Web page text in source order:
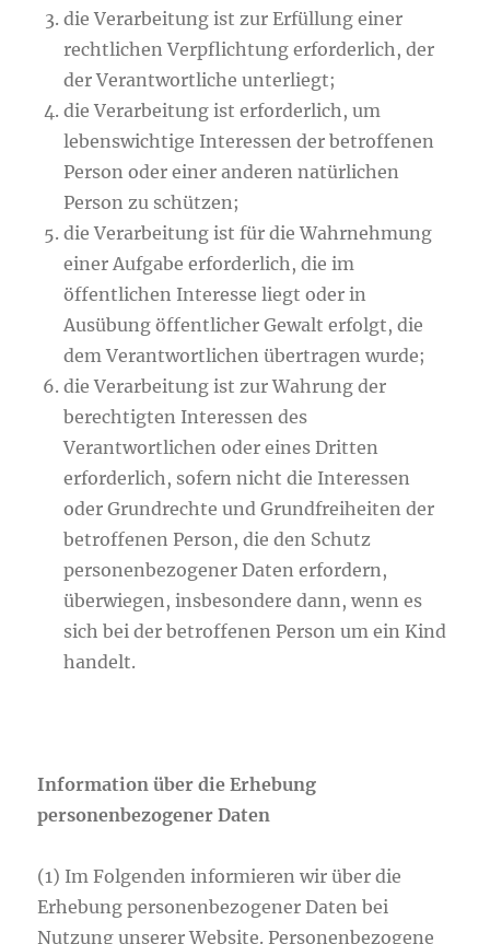
die Verarbeitung ist zur Erfüllung einer
rechtlichen Verpflichtung erforderlich, der
der Verantwortliche unterliegt;
die Verarbeitung ist erforderlich, um
lebenswichtige Interessen der betroffenen
Person oder einer anderen natürlichen
Person zu schützen;
die Verarbeitung ist für die Wahrnehmung
einer Aufgabe erforderlich, die im
öffentlichen Interesse liegt oder in
Ausübung öffentlicher Gewalt erfolgt, die
dem Verantwortlichen übertragen wurde;
die Verarbeitung ist zur Wahrung der
berechtigten Interessen des
Verantwortlichen oder eines Dritten
erforderlich, sofern nicht die Interessen
oder Grundrechte und Grundfreiheiten der
betroffenen Person, die den Schutz
personenbezogener Daten erfordern,
überwiegen, insbesondere dann, wenn es
sich bei der betroffenen Person um ein Kind
handelt.
Information über die Erhebung
personenbezogener Daten
(1) Im Folgenden informieren wir über die
Erhebung personenbezogener Daten bei
Nutzung unserer Website. Personenbezogene